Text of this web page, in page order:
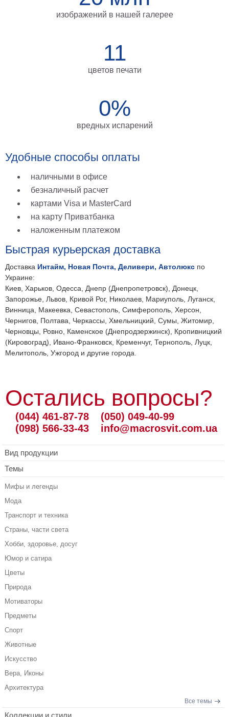
изображений в нашей галерее
11
цветов печати
0%
вредных испарений
Удобные способы оплаты
наличными в офисе
безналичный расчет
картами Visa и MasterCard
на карту Приватбанка
наложенным платежом
Быстрая курьерская доставка
Доставка Интайм, Новая Почта, Деливери, Автолюкс по
Украине:
Киев, Харьков, Одесса, Днепр (Днепропетровск), Донецк,
Запорожье, Львов, Кривой Рог, Николаев, Мариуполь, Луганск,
Винница, Макеевка, Севастополь, Симферополь, Херсон,
Чернигов, Полтава, Черкассы, Хмельницкий, Сумы, Житомир,
Черновцы, Ровно, Каменское (Днепродзержинск), Кропивницкий
(Кировоград), Ивано-Франковск, Кременчуг, Тернополь, Луцк,
Мелитополь, Ужгород и другие города.
Остались вопросы?
(044) 461-87-78
(098) 566-33-43
(050) 049-40-99
info@macrosvit.com.ua
Вид продукции
Темы
Мифы и легенды
Мода
Транспорт и техника
Страны, части света
Хобби, здоровье, досуг
Юмор и сатира
Цветы
Природа
Мотиваторы
Предметы
Спорт
Животные
Искусство
Вера, Иконы
Архитектура
Все темы
Коллекции и стили